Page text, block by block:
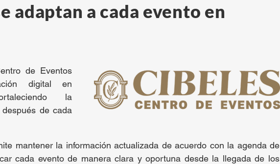
adaptan a cada evento en
de Eventos
digital en
la
de cada
mantener la información actualizada de acuerdo con la agenda de
cada evento de manera clara y oportuna desde la llegada de los